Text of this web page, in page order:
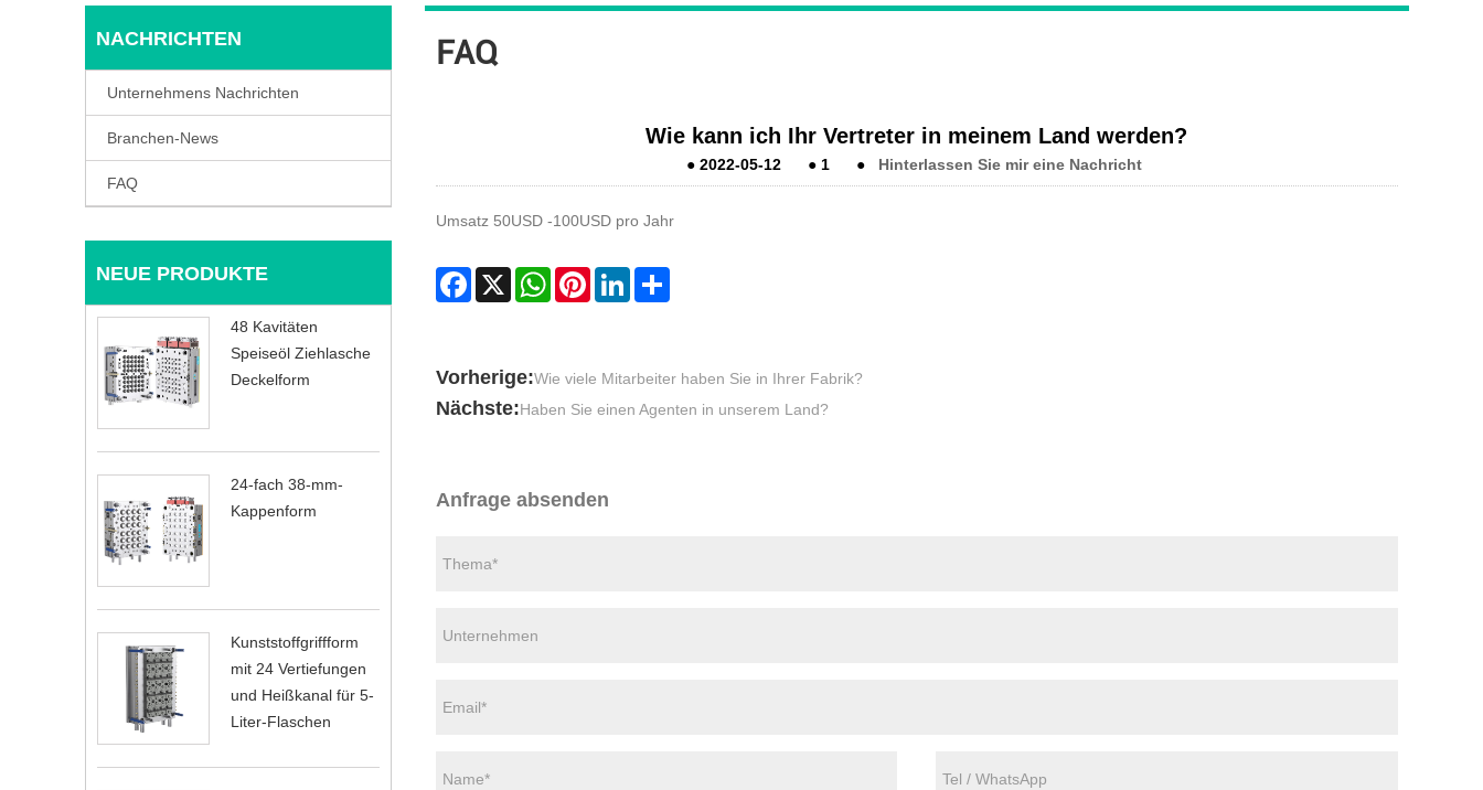
NACHRICHTEN
Unternehmens Nachrichten
Branchen-News
FAQ
NEUE PRODUKTE
48 Kavitäten
Speiseöl Ziehlasche
Deckelform
24-fach 38-mm-
Kappenform
Kunststoffgriffform
mit 24 Vertiefungen
und Heißkanal für 5-
Liter-Flaschen
FAQ
Wie kann ich Ihr Vertreter in meinem Land werden?
● 2022-05-12 ● 1 ● Hinterlassen Sie mir eine Nachricht
Umsatz 50USD -100USD pro Jahr
Facebook
X WhatsAppPinterestLinkedInShare
Vorherige:Wie viele Mitarbeiter haben Sie in Ihrer Fabrik?
Nächste:Haben Sie einen Agenten in unserem Land?
Anfrage absenden